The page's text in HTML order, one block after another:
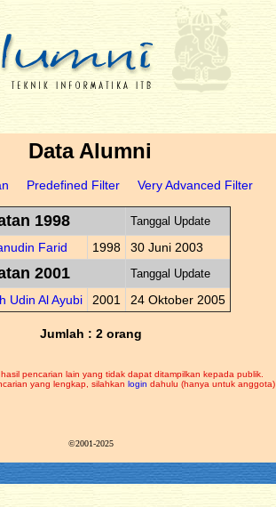
Data Alumni
Predefined Filter Very Advanced Filter
1998 Tanggal Update
Farid 1998 30 Juni 2003
2001 Tanggal Update
Udin Al Ayubi 2001 24 Oktober 2005
Jumlah : 2 orang
pencarian lain yang tidak dapat ditampilkan kepada publik.
yang lengkap, silahkan login dahulu (hanya untuk anggota)
©2001-2025